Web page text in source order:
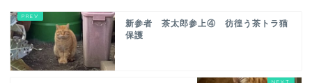
新参者 茶太郎参上④ 彷徨う茶トラ猫
保護